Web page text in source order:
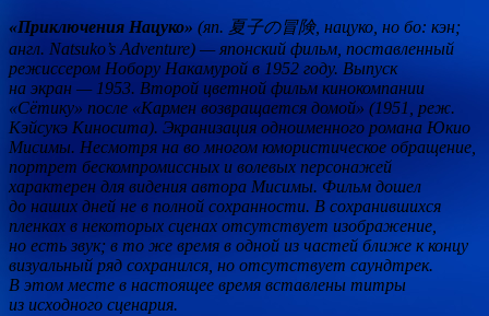
«Приключения Нацуко» (яп. 夏子の冒険, нацуко, но бо: кэн;
англ. Natsuko’s Adventure) — японский фильм, поставленный
режиссером Нобору Накамурой в 1952 году. Выпуск
на экран — 1953. Второй цветной фильм кинокомпании
«Сётику» после «Кармен возвращается домой» (1951, реж.
Кэйсукэ Киносита). Экранизация одноименного романа Юкио
Мисимы. Несмотря на во многом юмористическое обращение,
портрет бескомпромиссных и волевых персонажей
характерен для видения автора Мисимы. Фильм дошел
до наших дней не в полной сохранности. В сохранившихся
пленках в некоторых сценах отсутствует изображение,
но есть звук; в то же время в одной из частей ближе к концу
визуальный ряд сохранился, но отсутствует саундтрек.
В этом месте в настоящее время вставлены титры
из исходного сценария.